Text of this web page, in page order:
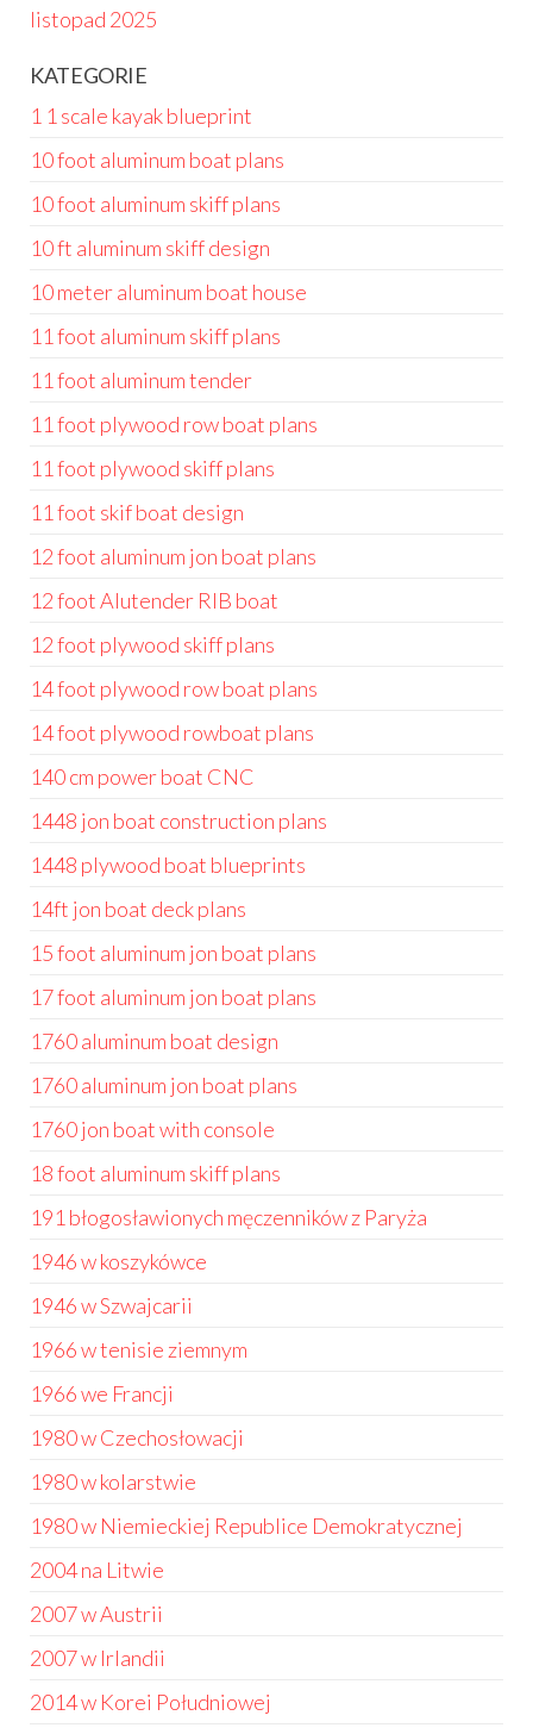
listopad 2025
KATEGORIE
1 1 scale kayak blueprint
10 foot aluminum boat plans
10 foot aluminum skiff plans
10 ft aluminum skiff design
10 meter aluminum boat house
11 foot aluminum skiff plans
11 foot aluminum tender
11 foot plywood row boat plans
11 foot plywood skiff plans
11 foot skif boat design
12 foot aluminum jon boat plans
12 foot Alutender RIB boat
12 foot plywood skiff plans
14 foot plywood row boat plans
14 foot plywood rowboat plans
140 cm power boat CNC
1448 jon boat construction plans
1448 plywood boat blueprints
14ft jon boat deck plans
15 foot aluminum jon boat plans
17 foot aluminum jon boat plans
1760 aluminum boat design
1760 aluminum jon boat plans
1760 jon boat with console
18 foot aluminum skiff plans
191 błogosławionych męczenników z Paryża
1946 w koszykówce
1946 w Szwajcarii
1966 w tenisie ziemnym
1966 we Francji
1980 w Czechosłowacji
1980 w kolarstwie
1980 w Niemieckiej Republice Demokratycznej
2004 na Litwie
2007 w Austrii
2007 w Irlandii
2014 w Korei Południowej